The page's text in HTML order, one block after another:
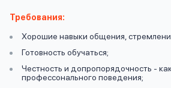
Требования:
Хорошие навыки общения,
Готовность обучаться;
Честность и допропорядочность -
профессонального поведения;